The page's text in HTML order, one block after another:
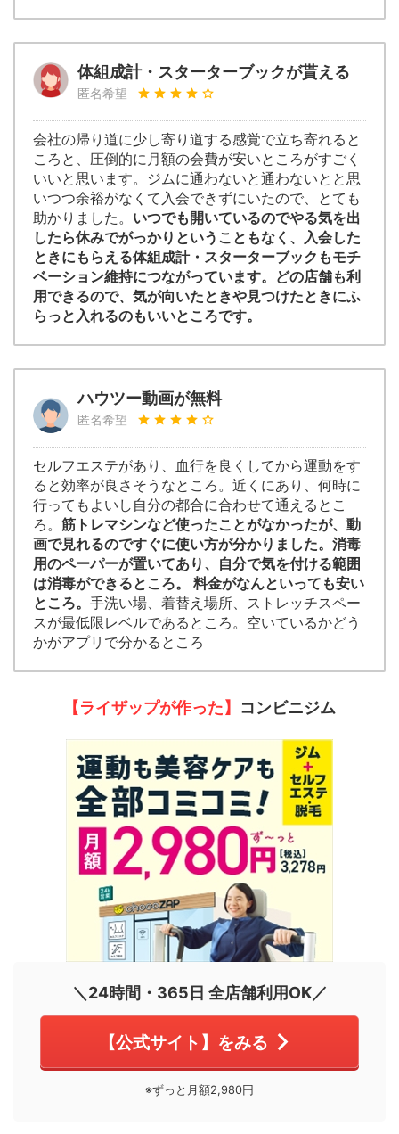
体組成計・スターターブックが貰える
匿名希望
会社の帰り道に少し寄り道する感覚で立ち寄れると
ころと、圧倒的に月額の会費が安いところがすごく
いいと思います。ジムに通わないと通わないとと思
いつつ余裕がなくて入会できずにいたので、とても
助かりました。 いつでも開いているのでやる気を出
したら休みでがっかりということもなく、入会した
ときにもらえる体組成計・スターターブックもモチ
ベーション維持につながっています。どの店舗も利
用できるので、気が向いたときや見つけたときにふ
らっと入れるのもいいところです。
ハウツー動画が無料
匿名希望
セルフエステがあり、血行を良くしてから運動をす
ると効率が良さそうなところ。近くにあり、何時に
行ってもよいし自分の都合に合わせて通えるとこ
ろ。 筋トレマシンなど使ったことがなかったが、動
画で見れるのですぐに使い方が分かりました。消毒
用のペーパーが置いてあり、自分で気を付ける範囲
は消毒ができるところ。 料金がなんといっても安い
ところ。 手洗い場、着替え場所、ストレッチスペー
スが最低限レベルであるところ。空いているかどう
かがアプリで分かるところ
【ライザップが作った】 コンビニジム
＼24時間・365日 全店舗利用OK／
【公式サイト】をみる
※ずっと月額2,980円